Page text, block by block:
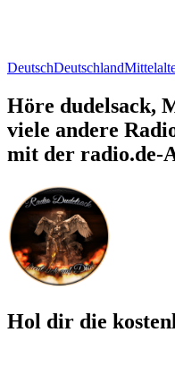
DeutschDeutschland
Höre dudelsack,
viele andere
mit der radio.de-
Hol dir die